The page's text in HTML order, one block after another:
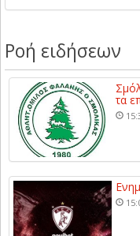
Ροή ειδήσεων
τα